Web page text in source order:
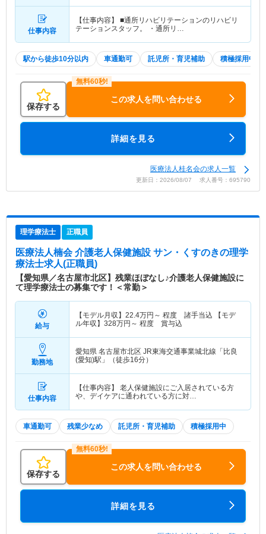
仕事内容
【仕事内容】 ■通所リハビリテーションのリハビリ
テーションスタッフ。 ・通所リ…
駅から徒歩10分以内 車通勤可 託児所・育児補助 積極採用中
保存する
この求人を問い合わせる
詳細を見る
医療法人桂名会の求人一覧
更新日：2026/08/07 求人番号：695790
理学療法士 正職員
医療法人楠会 介護老人保健施設 サン・くすのきの理学
療法士求人(正職員)
【愛知県／名古屋市北区】残業ほぼなし♪介護老人保健施設に
て理学療法士の募集です！＜常勤＞
給与
【モデル月収】 22.4万円～ 程度 諸手当込 【モデ
ル年収】 328万円～ 程度 賞与込
勤務地
愛知県 名古屋市北区 JR東海交通事業城北線「比良
(愛知)駅」（徒歩16分）
仕事内容
【仕事内容】 老人保健施設にご入居されている方
や、デイケアに通われている方に対…
車通勤可 残業少なめ 託児所・育児補助 積極採用中
保存する
この求人を問い合わせる
詳細を見る